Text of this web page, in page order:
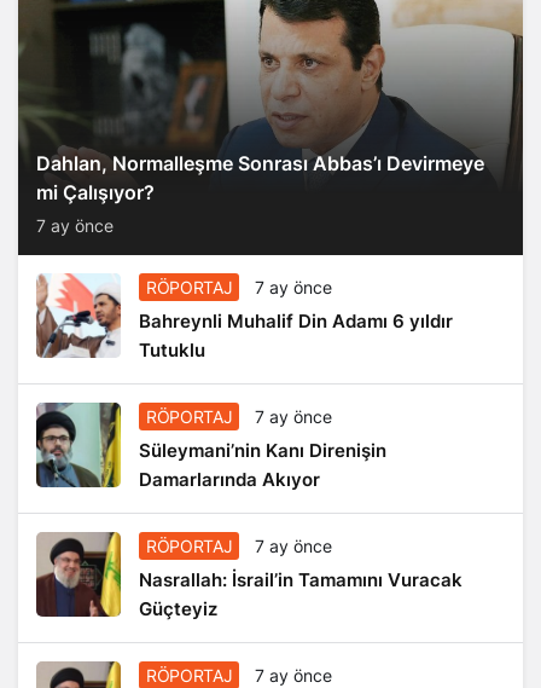
Dahlan, Normalleşme Sonrası Abbas’ı Devirmeye
mi Çalışıyor?
7 ay önce
RÖPORTAJ 7 ay önce
Bahreynli Muhalif Din Adamı 6 yıldır
Tutuklu
RÖPORTAJ 7 ay önce
Süleymani’nin Kanı Direnişin
Damarlarında Akıyor
RÖPORTAJ 7 ay önce
Nasrallah: İsrail’in Tamamını Vuracak
Güçteyiz
RÖPORTAJ 7 ay önce